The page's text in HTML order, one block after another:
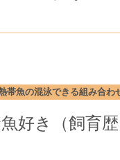
帯魚の混泳できる組み合わ
好き（飼育歴